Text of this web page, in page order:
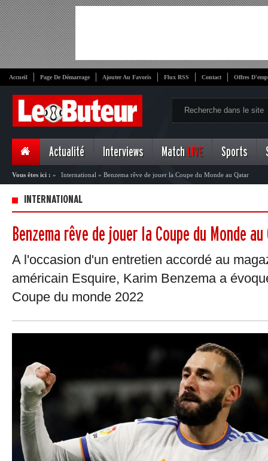
Accueil Page De Démarrage Ajouter Au Favoris Flux RSS Contact Offres
Actualité Interviews Match LIVE Sports
Vous êtes ici : » International » Benzema rêve de jouer la Coupe du Monde au Qatar
INTERNATIONAL
Benzema rêve de jouer la Coupe du Monde
A l'occasion d'un entretien accordé au
américain Esquire, Karim Benzema a
Coupe du monde 2022